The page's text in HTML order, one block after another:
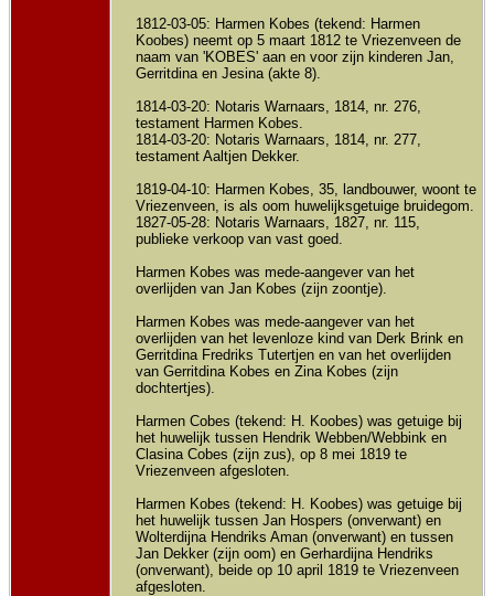
1812-03-05: Harmen Kobes (tekend: Harmen
Koobes) neemt op 5 maart 1812 te Vriezenveen de
naam van 'KOBES' aan en voor zijn kinderen Jan,
Gerritdina en Jesina (akte 8).
1814-03-20: Notaris Warnaars, 1814, nr. 276,
testament Harmen Kobes.
1814-03-20: Notaris Warnaars, 1814, nr. 277,
testament Aaltjen Dekker.
1819-04-10: Harmen Kobes, 35, landbouwer, woont te
Vriezenveen, is als oom huwelijksgetuige bruidegom.
1827-05-28: Notaris Warnaars, 1827, nr. 115,
publieke verkoop van vast goed.
Harmen Kobes was mede-aangever van het
overlijden van Jan Kobes (zijn zoontje).
Harmen Kobes was mede-aangever van het
overlijden van het levenloze kind van Derk Brink en
Gerritdina Fredriks Tutertjen en van het overlijden
van Gerritdina Kobes en Zina Kobes (zijn
dochtertjes).
Harmen Cobes (tekend: H. Koobes) was getuige bij
het huwelijk tussen Hendrik Webben/Webbink en
Clasina Cobes (zijn zus), op 8 mei 1819 te
Vriezenveen afgesloten.
Harmen Kobes (tekend: H. Koobes) was getuige bij
het huwelijk tussen Jan Hospers (onverwant) en
Wolterdijna Hendriks Aman (onverwant) en tussen
Jan Dekker (zijn oom) en Gerhardijna Hendriks
(onverwant), beide op 10 april 1819 te Vriezenveen
afgesloten.